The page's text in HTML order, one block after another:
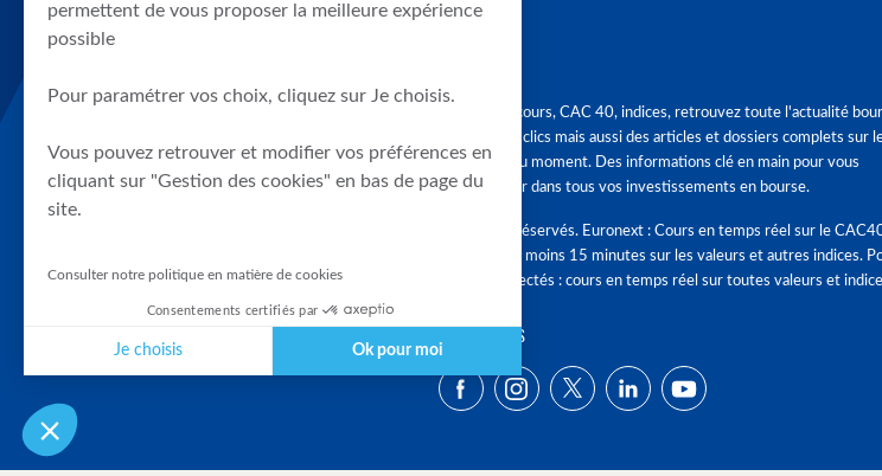
Graphique, cours, CAC 40, indices, retrouvez toute l'actualité
en quelques clics mais aussi des articles et dossiers complets sur
tendances du moment. Des informations clé en main pour vous
accompagner dans tous vos investissements en bourse.
Tous droits réservés. Euronext : Cours en temps réel sur le
différés d'au moins 15 minutes sur les valeurs et autres indices.
clients connectés : cours en temps réel sur toutes valeurs et
SUIVEZ-NOUS
permettent de vous proposer la meilleure expérience
possible
Pour paramétrer vos choix, cliquez sur Je choisis.
Vous pouvez retrouver et modifier vos préférences en
cliquant sur "Gestion des cookies" en bas de page du
site.
Consulter notre politique en matière de cookies
Consentements certifiés par
Je choisis Ok pour moi
Plateforme de Gestion du Consentement : Personnalisez vos Options
Notre plateforme vous permet d'adapter et de gérer vos paramètres de confidentialité, en garantissant la